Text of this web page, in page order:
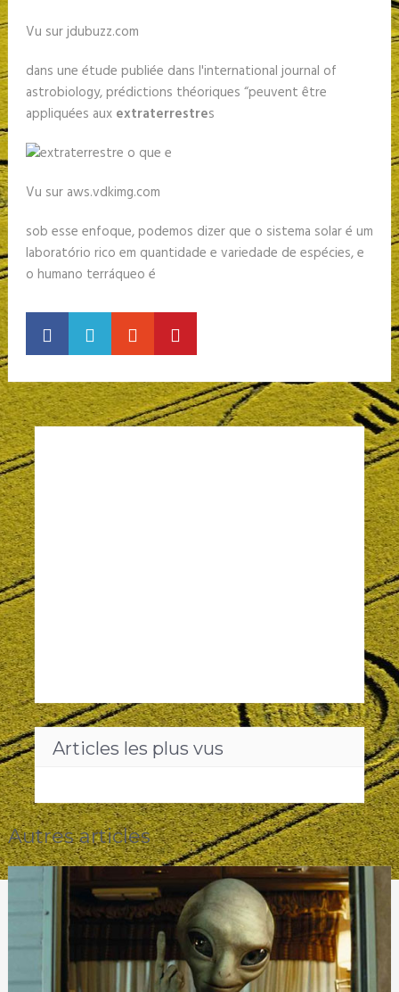
Vu sur jdubuzz.com
dans une étude publiée dans l'international journal of
astrobiology, prédictions théoriques “peuvent être
appliquées aux extraterrestres
Vu sur aws.vdkimg.com
sob esse enfoque, podemos dizer que o sistema solar é um
laboratório rico em quantidade e variedade de espécies, e
o humano terráqueo é
Articles les plus vus
Autres articles